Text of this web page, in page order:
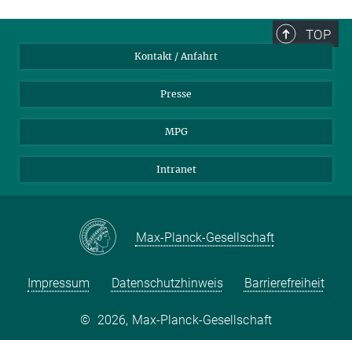
TOP
Kontakt / Anfahrt
Presse
MPG
Intranet
Max-Planck-Gesellschaft
Impressum Datenschutzhinweis Barrierefreiheit
© 2026, Max-Planck-Gesellschaft